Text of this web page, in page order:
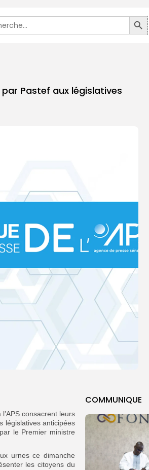
Search
Button
Pastef aux législatives
COMMUNIQUE
consacrent leurs
législatives anticipées
le Premier ministre
urnes ce dimanche
les citoyens du